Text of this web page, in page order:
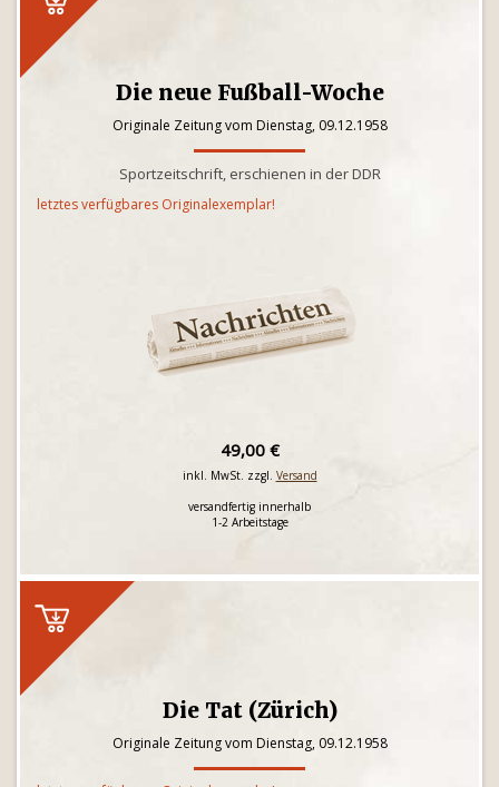
Die neue Fußball-Woche
Originale Zeitung vom Dienstag, 09.12.1958
Sportzeitschrift, erschienen in der DDR
letztes verfügbares Originalexemplar!
49,00 €
inkl. MwSt. zzgl. Versand
versandfertig innerhalb
1-2 Arbeitstage
Die Tat (Zürich)
Originale Zeitung vom Dienstag, 09.12.1958